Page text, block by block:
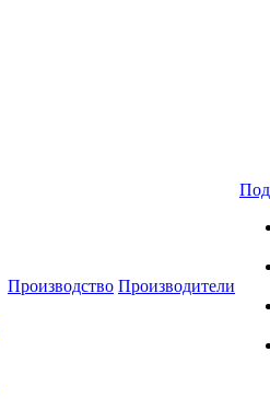
Производство Производители